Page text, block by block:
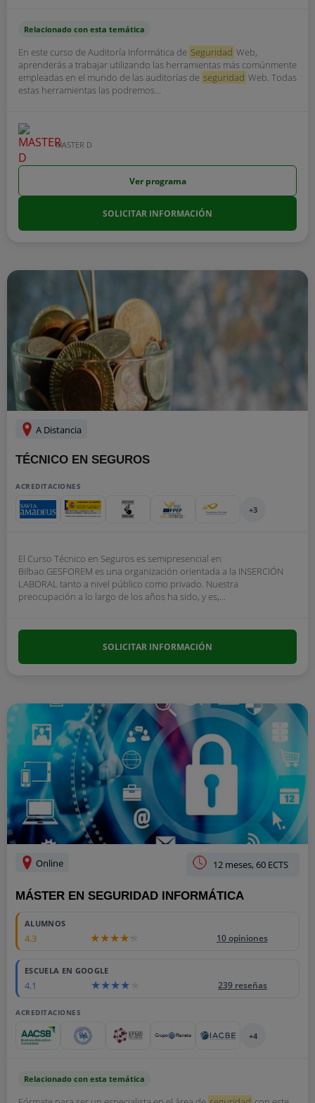
Relacionado con esta temática
En este curso de Auditoría Informática de Seguridad Web,
aprenderás a trabajar utilizando las herramientas más comúnmente
empleadas en el mundo de las auditorías de seguridad Web. Todas
estas herramientas las podremos...
MASTER D
Ver programa
SOLICITAR INFORMACIÓN
A Distancia
TÉCNICO EN SEGUROS
ACREDITACIONES
+3
El Curso Técnico en Seguros es semipresencial en
Bilbao.GESFOREM es una organización orientada a la INSERCIÓN
LABORAL tanto a nivel público como privado. Nuestra
preocupación a lo largo de los años ha sido, y es,...
SOLICITAR INFORMACIÓN
Online 12 meses, 60 ECTS
MÁSTER EN SEGURIDAD INFORMÁTICA
ALUMNOS
4.3 10 opiniones
ESCUELA EN GOOGLE
4.1 239 reseñas
ACREDITACIONES
+4
Relacionado con esta temática